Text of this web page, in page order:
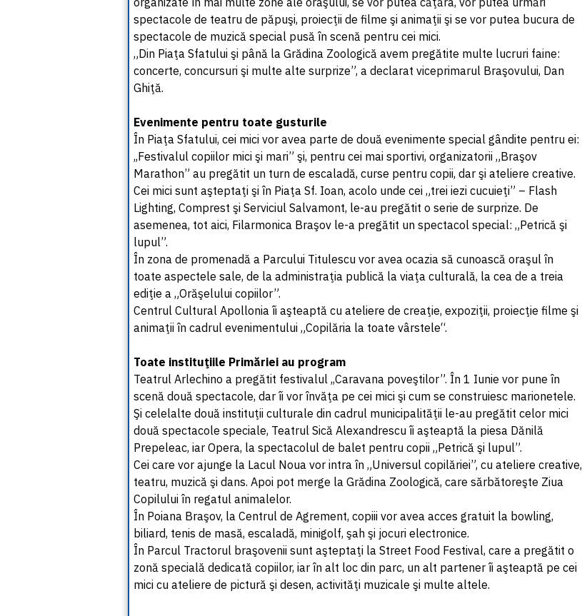
spectacole de teatru de păpuşi, proiecţii de filme şi animaţii şi se vor putea bucura de
spectacole de muzică special pusă în scenă pentru cei mici.
„Din Piaţa Sfatului şi până la Grădina Zoologică avem pregătite multe lucruri faine:
concerte, concursuri şi multe alte surprize”, a declarat viceprimarul Braşovului, Dan
Ghiţă.
Evenimente pentru toate gusturile
În Piaţa Sfatului, cei mici vor avea parte de două evenimente special gândite pentru ei:
,,Festivalul copiilor mici şi mari” şi, pentru cei mai sportivi, organizatorii „Braşov
Marathon” au pregătit un turn de escaladă, curse pentru copii, dar şi ateliere creative.
Cei mici sunt aşteptaţi şi în Piaţa Sf. Ioan, acolo unde cei „trei iezi cucuieţi” – Flash
Lighting, Comprest şi Serviciul Salvamont, le-au pregătit o serie de surprize. De
asemenea, tot aici, Filarmonica Braşov le-a pregătit un spectacol special: „Petrică şi
lupul”.
În zona de promenadă a Parcului Titulescu vor avea ocazia să cunoască oraşul în
toate aspectele sale, de la administraţia publică la viaţa culturală, la cea de a treia
ediţie a „Orăşelului copiilor”.
Centrul Cultural Apollonia îi aşteaptă cu ateliere de creaţie, expoziţii, proiecţie filme şi
animaţii în cadrul evenimentului „Copilăria la toate vârstele“.
Toate instituţiile Primăriei au program
Teatrul Arlechino a pregătit festivalul ,,Caravana poveştilor”. În 1 Iunie vor pune în
scenă două spectacole, dar îi vor învăţa pe cei mici şi cum se construiesc marionetele.
Şi celelalte două instituţii culturale din cadrul municipalităţii le-au pregătit celor mici
două spectacole speciale, Teatrul Sică Alexandrescu îi aşteaptă la piesa Dănilă
Prepeleac, iar Opera, la spectacolul de balet pentru copii „Petrică şi lupul”.
Cei care vor ajunge la Lacul Noua vor intra în „Universul copilăriei”, cu ateliere creative,
teatru, muzică şi dans. Apoi pot merge la Grădina Zoologică, care sărbătoreşte Ziua
Copilului în regatul animalelor.
În Poiana Braşov, la Centrul de Agrement, copiii vor avea acces gratuit la bowling,
biliard, tenis de masă, escaladă, minigolf, şah şi jocuri electronice.
În Parcul Tractorul braşovenii sunt aşteptaţi la Street Food Festival, care a pregătit o
zonă specială dedicată copiilor, iar în alt loc din parc, un alt partener îi aşteaptă pe cei
mici cu ateliere de pictură şi desen, activităţi muzicale şi multe altele.